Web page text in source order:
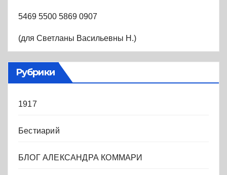
5469 5500 5869 0907
(для Светланы Васильевны Н.)
Рубрики
1917
Бестиарий
БЛОГ АЛЕКСАНДРА КОММАРИ